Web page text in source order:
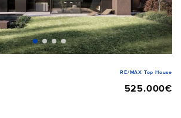
RE/MAX Top House
525.000€